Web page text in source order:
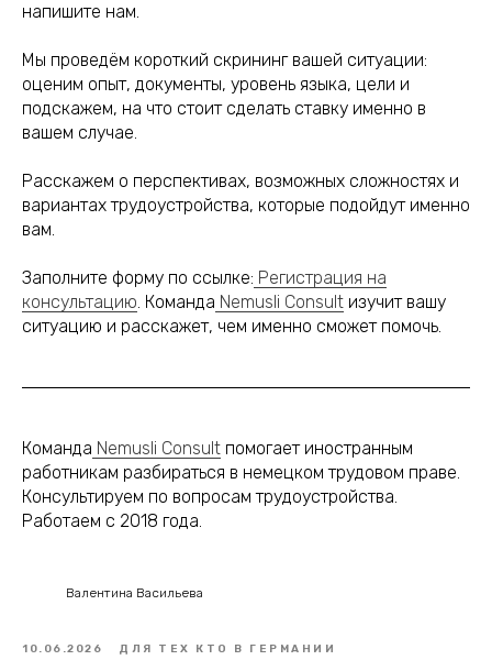
напишите нам.
Мы проведём короткий скрининг вашей ситуации:
оценим опыт, документы, уровень языка, цели и
подскажем, на что стоит сделать ставку именно в
вашем случае.
Расскажем о перспективах, возможных сложностях и
вариантах трудоустройства, которые подойдут именно
вам.
Заполните форму по ссылке: Регистрация на
консультацию. Команда Nemusli Consult изучит вашу
ситуацию и расскажет, чем именно сможет помочь.
Команда Nemusli Consult помогает иностранным
работникам разбираться в немецком трудовом праве.
Консультируем по вопросам трудоустройства.
Работаем с 2018 года.
Валентина Васильева
10.06.2026 ДЛЯ ТЕХ КТО В ГЕРМАНИИ